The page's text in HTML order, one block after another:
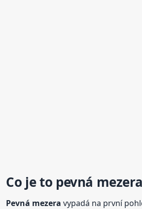
Co je to pevná mezera
Pevná mezera vypadá na první